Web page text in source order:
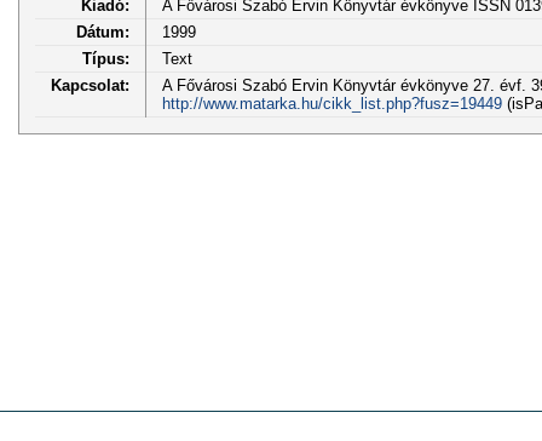
Kiadó:
A Fővárosi Szabó Ervin Könyvtár évkönyve ISSN
Dátum:
1999
Típus:
Text
Kapcsolat:
A Fővárosi Szabó Ervin Könyvtár évkönyve 27. évf.
http://www.matarka.hu/cikk_list.php?fusz=19449